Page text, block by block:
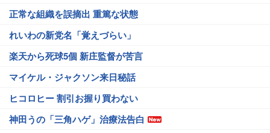
正常な組織を誤摘出 重篤な状態
れいわの新党名「覚えづらい」
楽天から死球5個 新庄監督が苦言
マイケル・ジャクソン来日秘話
ヒコロヒー 割引お握り買わない
神田うの「三角ハゲ」治療法告白